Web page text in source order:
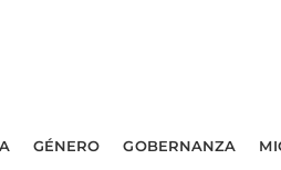
GÉNERO GOBERNANZA